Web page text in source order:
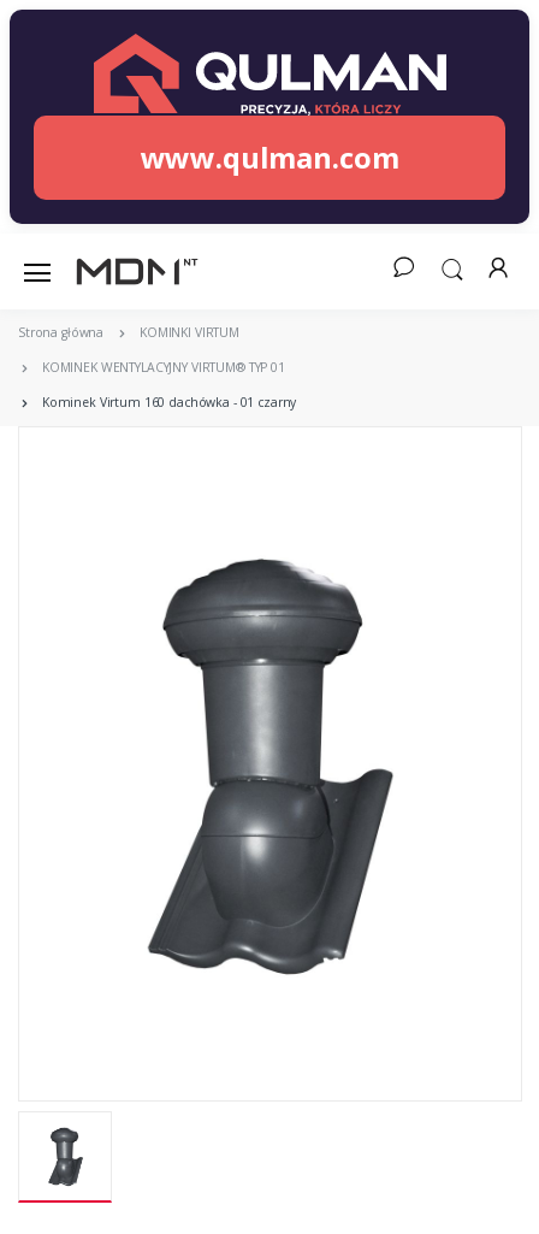
www.qulman.com
Strona główna KOMINKI VIRTUM
KOMINEK WENTYLACYJNY VIRTUM® TYP 01
Kominek Virtum 160 dachówka - 01 czarny